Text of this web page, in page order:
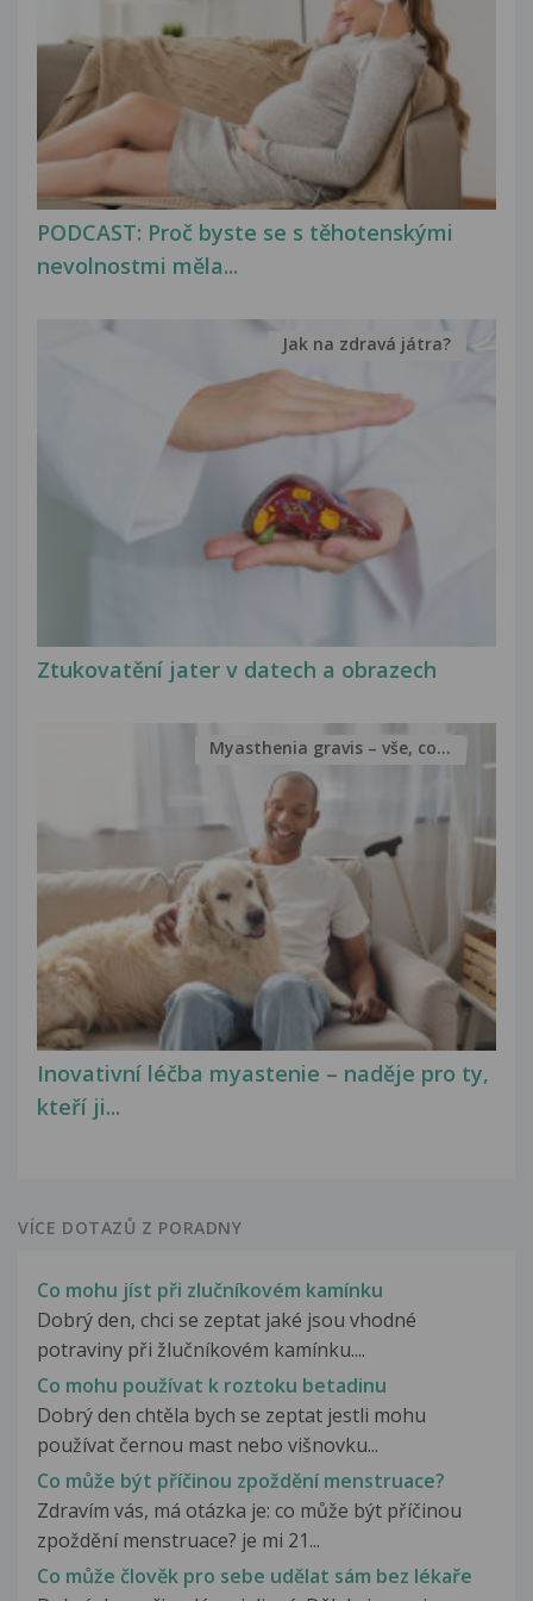
PODCAST: Proč byste se s těhotenskými
nevolnostmi měla...
Ztukovatění jater v datech a obrazech
Jak na zdravá játra?
Inovativní léčba myastenie – naděje pro ty,
kteří ji...
Myasthenia gravis – vše, co...
VÍCE DOTAZŮ Z PORADNY
Co mohu jíst při zlučníkovém kamínku
Dobrý den, chci se zeptat jaké jsou vhodné
potraviny při žlučníkovém kamínku....
Co mohu používat k roztoku betadinu
Dobrý den chtěla bych se zeptat jestli mohu
používat černou mast nebo višnovku...
Co může být příčinou zpoždění menstruace?
Zdravím vás, má otázka je: co může být příčinou
zpoždění menstruace? je mi 21...
Co může člověk pro sebe udělat sám bez lékaře